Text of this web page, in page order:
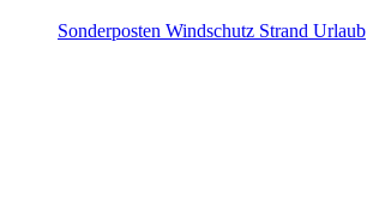
Sonderposten Windschutz Strand Urlaub